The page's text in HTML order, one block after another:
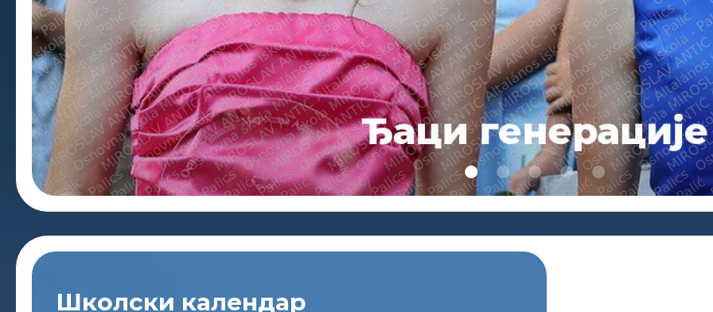
Опроштајна приредба
Школски календар